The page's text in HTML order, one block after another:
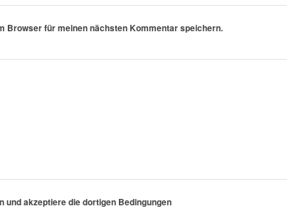
Browser für meinen nächsten Kommentar speichern.
und akzeptiere die dortigen Bedingungen